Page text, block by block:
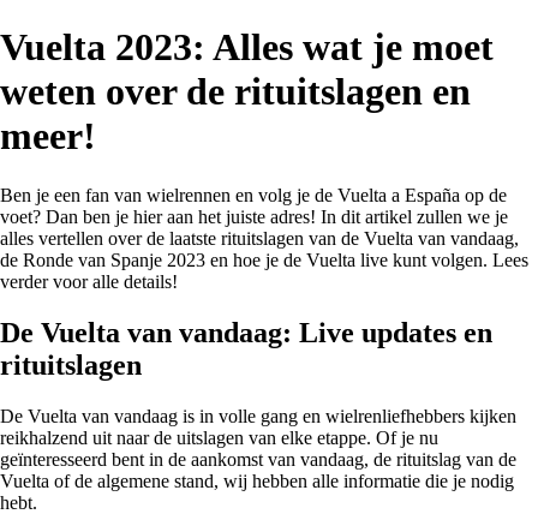
Vuelta 2023: Alles wat je moet
weten over de rituitslagen en
meer!
Ben je een fan van wielrennen en volg je de Vuelta a España op de
voet? Dan ben je hier aan het juiste adres! In dit artikel zullen we je
alles vertellen over de laatste rituitslagen van de Vuelta van vandaag,
de Ronde van Spanje 2023 en hoe je de Vuelta live kunt volgen. Lees
verder voor alle details!
De Vuelta van vandaag: Live updates en
rituitslagen
De Vuelta van vandaag is in volle gang en wielrenliefhebbers kijken
reikhalzend uit naar de uitslagen van elke etappe. Of je nu
geïnteresseerd bent in de aankomst van vandaag, de rituitslag van de
Vuelta of de algemene stand, wij hebben alle informatie die je nodig
hebt.